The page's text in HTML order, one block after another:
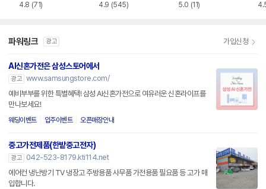
4.8 (71) 4.9 (545) 5.0 (11)
파워링크 광고 가입신청
AI신혼가전은 삼성스토어에서
광고 www.samsungstore.com/
예비부부를 위한 특별혜택! 삼성 AI신혼가전으로 여유러운 신혼라이프를
만나보세요!
웨딩이벤트 입주이벤트 오픈매장안내
중고가전제품(한밭중고전자)
광고
042-523-8179.kti114.net
에어컨 냉난방기 TV 냉장고 주방용품 사무품 가전용품 필요품 등 고가 매
입합니다.